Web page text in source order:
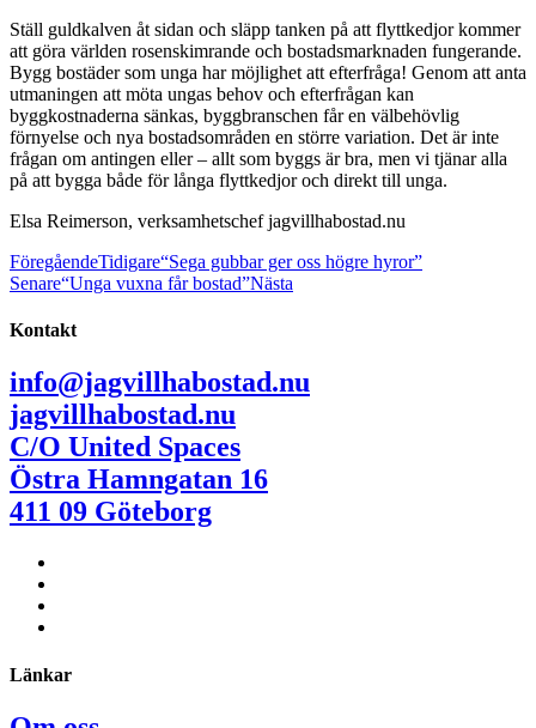
Ställ guldkalven åt sidan och släpp tanken på att flyttkedjor kommer
att göra världen rosenskimrande och bostadsmarknaden fungerande.
Bygg bostäder som unga har möjlighet att efterfråga! Genom att anta
utmaningen att möta ungas behov och efterfrågan kan
byggkostnaderna sänkas, byggbranschen får en välbehövlig
förnyelse och nya bostadsområden en större variation. Det är inte
frågan om antingen eller – allt som byggs är bra, men vi tjänar alla
på att bygga både för långa flyttkedjor och direkt till unga.
Elsa Reimerson, verksamhetschef jagvillhabostad.nu
FöregåendeTidigare“Sega gubbar ger oss högre hyror”
Senare“Unga vuxna får bostad”Nästa
Kontakt
info@jagvillhabostad.nu
jagvillhabostad.nu
C/O United Spaces
Östra Hamngatan 16
411 09 Göteborg
Länkar